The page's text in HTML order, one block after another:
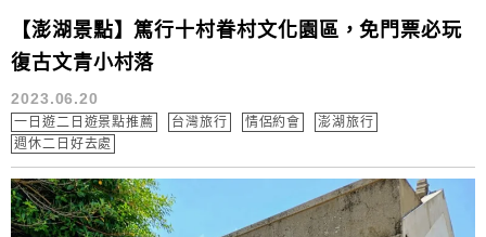
【澎湖景點】篤行十村眷村文化園區，免門票必玩
復古文青小村落
2023.06.20
一日遊二日遊景點推薦 台灣旅行 情侶約會
澎湖旅行
週休二日好去處